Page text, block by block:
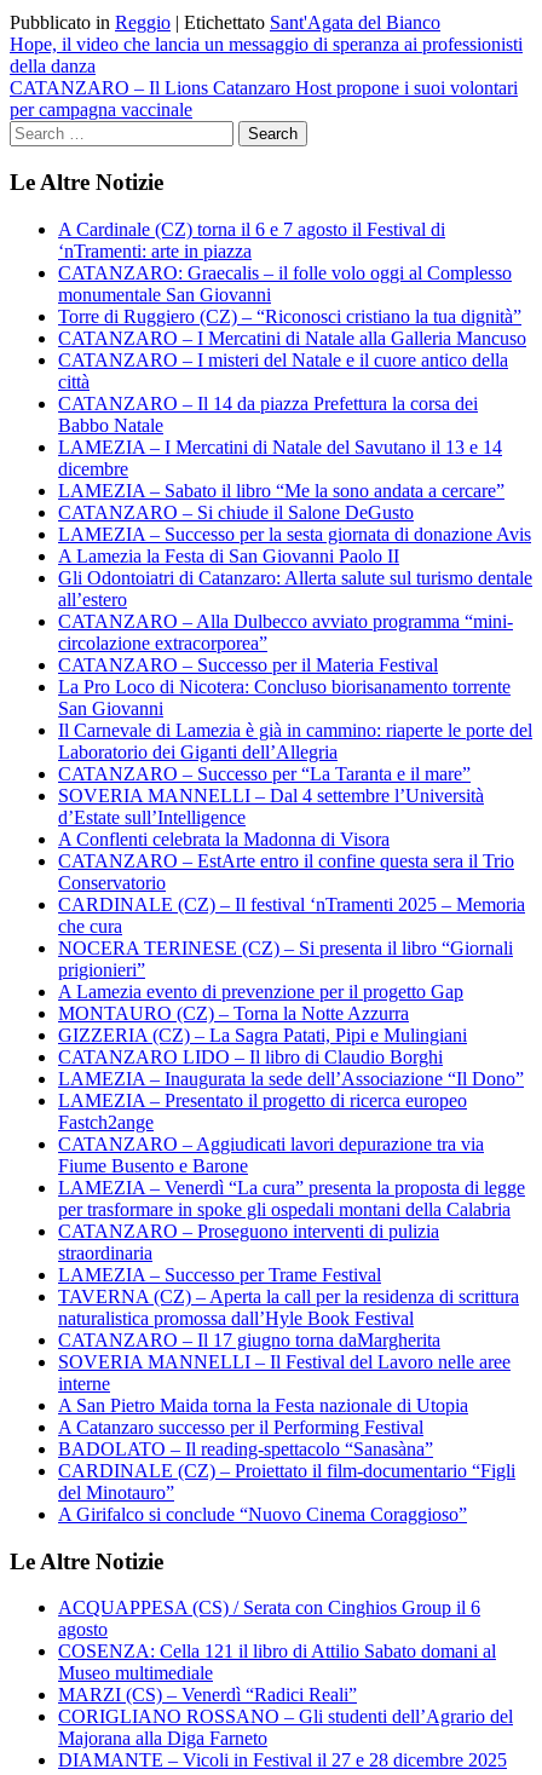
Pubblicato in Reggio | Etichettato Sant'Agata del Bianco
Navigazione
articoli
Hope, il video che lancia un messaggio di speranza ai professionisti
della danza
CATANZARO – Il Lions Catanzaro Host propone i suoi volontari
per campagna vaccinale
Le Altre Notizie
A Cardinale (CZ) torna il 6 e 7 agosto il Festival di
‘nTramenti: arte in piazza
CATANZARO: Graecalis – il folle volo oggi al Complesso
monumentale San Giovanni
Torre di Ruggiero (CZ) – “Riconosci cristiano la tua dignità”
CATANZARO – I Mercatini di Natale alla Galleria Mancuso
CATANZARO – I misteri del Natale e il cuore antico della
città
CATANZARO – Il 14 da piazza Prefettura la corsa dei
Babbo Natale
LAMEZIA – I Mercatini di Natale del Savutano il 13 e 14
dicembre
LAMEZIA – Sabato il libro “Me la sono andata a cercare”
CATANZARO – Si chiude il Salone DeGusto
LAMEZIA – Successo per la sesta giornata di donazione Avis
A Lamezia la Festa di San Giovanni Paolo II
Gli Odontoiatri di Catanzaro: Allerta salute sul turismo dentale
all’estero
CATANZARO – Alla Dulbecco avviato programma “mini-
circolazione extracorporea”
CATANZARO – Successo per il Materia Festival
La Pro Loco di Nicotera: Concluso biorisanamento torrente
San Giovanni
Il Carnevale di Lamezia è già in cammino: riaperte le porte del
Laboratorio dei Giganti dell’Allegria
CATANZARO – Successo per “La Taranta e il mare”
SOVERIA MANNELLI – Dal 4 settembre l’Università
d’Estate sull’Intelligence
A Conflenti celebrata la Madonna di Visora
CATANZARO – EstArte entro il confine questa sera il Trio
Conservatorio
CARDINALE (CZ) – Il festival ‘nTramenti 2025 – Memoria
che cura
NOCERA TERINESE (CZ) – Si presenta il libro “Giornali
prigionieri”
A Lamezia evento di prevenzione per il progetto Gap
MONTAURO (CZ) – Torna la Notte Azzurra
GIZZERIA (CZ) – La Sagra Patati, Pipi e Mulingiani
CATANZARO LIDO – Il libro di Claudio Borghi
LAMEZIA – Inaugurata la sede dell’Associazione “Il Dono”
LAMEZIA – Presentato il progetto di ricerca europeo
Fastch2ange
CATANZARO – Aggiudicati lavori depurazione tra via
Fiume Busento e Barone
LAMEZIA – Venerdì “La cura” presenta la proposta di legge
per trasformare in spoke gli ospedali montani della Calabria
CATANZARO – Proseguono interventi di pulizia
straordinaria
LAMEZIA – Successo per Trame Festival
TAVERNA (CZ) – Aperta la call per la residenza di scrittura
naturalistica promossa dall’Hyle Book Festival
CATANZARO – Il 17 giugno torna daMargherita
SOVERIA MANNELLI – Il Festival del Lavoro nelle aree
interne
A San Pietro Maida torna la Festa nazionale di Utopia
A Catanzaro successo per il Performing Festival
BADOLATO – Il reading-spettacolo “Sanasàna”
CARDINALE (CZ) – Proiettato il film-documentario “Figli
del Minotauro”
A Girifalco si conclude “Nuovo Cinema Coraggioso”
Le Altre Notizie
ACQUAPPESA (CS) / Serata con Cinghios Group il 6
agosto
COSENZA: Cella 121 il libro di Attilio Sabato domani al
Museo multimediale
MARZI (CS) – Venerdì “Radici Reali”
CORIGLIANO ROSSANO – Gli studenti dell’Agrario del
Majorana alla Diga Farneto
DIAMANTE – Vicoli in Festival il 27 e 28 dicembre 2025